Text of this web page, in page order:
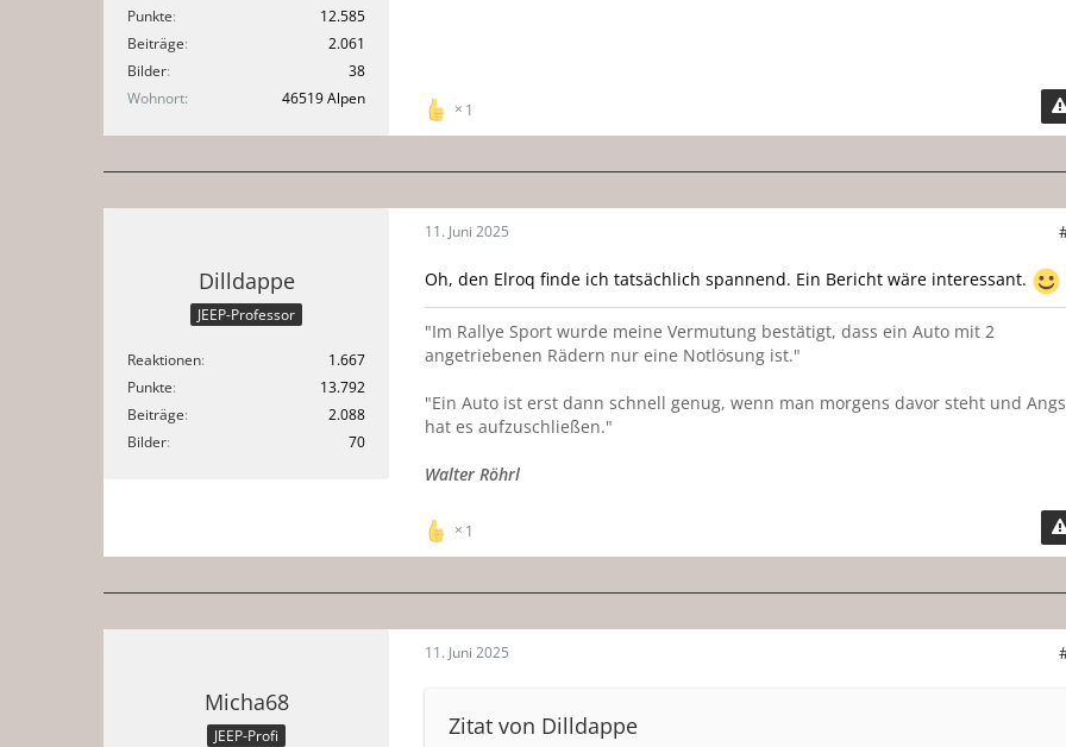
Punkte
12.585
Beiträge
2.061
Bilder
38
Wohnort
46519 Alpen
1
Dilldappe
JEEP-Professor
Reaktionen
1.667
Punkte
13.792
Beiträge
2.088
Bilder
70
11. Juni 2025
Oh, den Elroq finde ich tatsächlich spannend. Ein Bericht wäre interessant.
"Im Rallye Sport wurde meine Vermutung bestätigt, dass ein Auto mit 2
angetriebenen Rädern nur eine Notlösung ist."
"Ein Auto ist erst dann schnell genug, wenn man morgens davor steht und
hat es aufzuschließen."
Walter Röhrl
1
Micha68
JEEP-Profi
11. Juni 2025
Zitat von Dilldappe